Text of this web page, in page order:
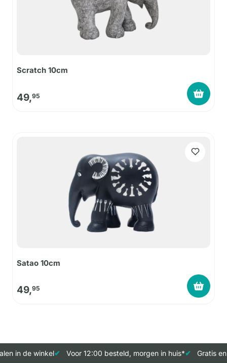
Scratch 10cm
49,95
Satao 10cm
49,95
in de winkel Voor 12:00 besteld, morgen in huis* Gratis